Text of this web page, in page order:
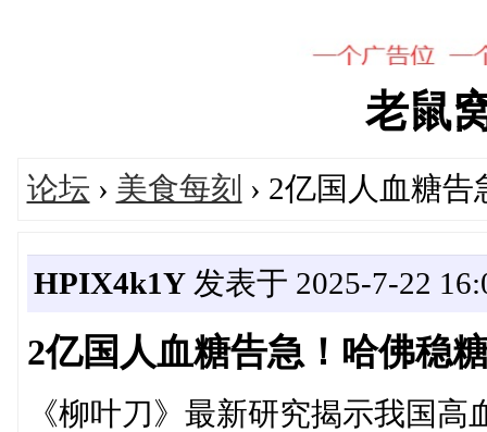
老鼠
论坛 › 美食每刻 › 2亿国人血糖
HPIX4k1Y发表于 2025-7-22
2亿国人血糖告急！哈佛稳
《柳叶刀》最新研究揭示我国